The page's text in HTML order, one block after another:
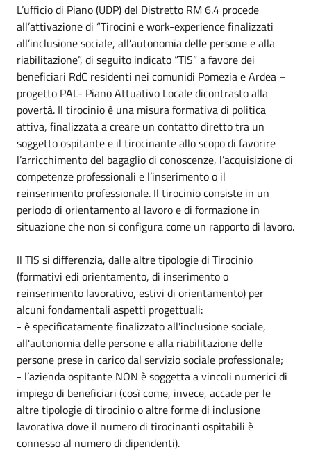
L’ufficio di Piano (UDP) del Distretto RM 6.4 procede
all’attivazione di “Tirocini e work-experience finalizzati
all’inclusione sociale, all’autonomia delle persone e alla
riabilitazione”, di seguito indicato “TIS” a favore dei
beneficiari RdC residenti nei comunidi Pomezia e Ardea –
progetto PAL- Piano Attuativo Locale dicontrasto alla
povertà. Il tirocinio è una misura formativa di politica
attiva, finalizzata a creare un contatto diretto tra un
soggetto ospitante e il tirocinante allo scopo di favorire
l’arricchimento del bagaglio di conoscenze, l’acquisizione di
competenze professionali e l’inserimento o il
reinserimento professionale. Il tirocinio consiste in un
periodo di orientamento al lavoro e di formazione in
situazione che non si configura come un rapporto di lavoro.
Il TIS si differenzia, dalle altre tipologie di Tirocinio
(formativi edi orientamento, di inserimento o
reinserimento lavorativo, estivi di orientamento) per
alcuni fondamentali aspetti progettuali:
- è specificatamente finalizzato all'inclusione sociale,
all'autonomia delle persone e alla riabilitazione delle
persone prese in carico dal servizio sociale professionale;
- l’azienda ospitante NON è soggetta a vincoli numerici di
impiego di beneficiari (così come, invece, accade per le
altre tipologie di tirocinio o altre forme di inclusione
lavorativa dove il numero di tirocinanti ospitabili è
connesso al numero di dipendenti).